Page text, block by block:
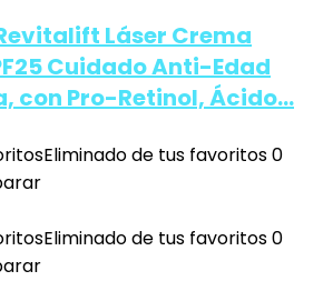
Láser Crema
Cuidado Anti-Edad
con Pro-Retinol, Ácido…
Eliminado de tus favoritos0
Eliminado de tus favoritos0